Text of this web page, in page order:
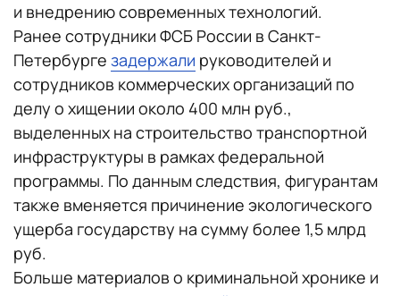
и внедрению современных технологий.
Ранее сотрудники ФСБ России в Санкт-
Петербурге задержали руководителей и
сотрудников коммерческих организаций по
делу о хищении около 400 млн руб.,
выделенных на строительство транспортной
инфраструктуры в рамках федеральной
программы. По данным следствия, фигурантам
также вменяется причинение экологического
ущерба государству на сумму более 1,5 млрд
руб.
Больше материалов о криминальной хронике и